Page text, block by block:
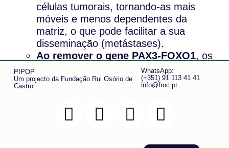
células tumorais, tornando-as mais
móveis e menos dependentes da
matriz, o que pode facilitar a sua
disseminação (metástases).
Ao remover o gene PAX3-FOXO1, os
investigadores conseguiram tornar as
células novamente dependentes da
matriz — e vulneráveis ao bloqueio da
sua interação com ela.
positivos à fusão em tumores mais
PIPOP
Um projecto da Fundação Rui Osório de
Castro
WhatsApp:
(+351) 91 113 41 41
info@froc.pt